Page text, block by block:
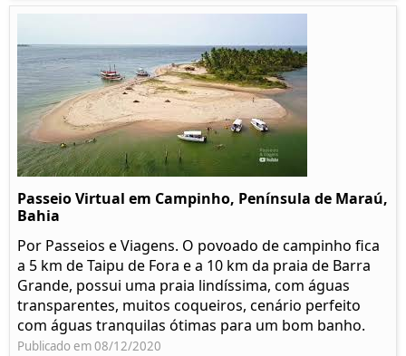
Passeio Virtual em Campinho, Península de Maraú,
Bahia
Por Passeios e Viagens. O povoado de campinho fica
a 5 km de Taipu de Fora e a 10 km da praia de Barra
Grande, possui uma praia lindíssima, com águas
transparentes, muitos coqueiros, cenário perfeito
com águas tranquilas ótimas para um bom banho.
Publicado em 08/12/2020